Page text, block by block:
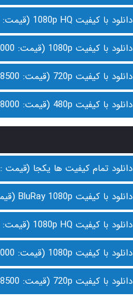
دانلود با کیفیت 1080p HQ (قیمت: 9500 تومان)
دانلود با کیفیت 1080p (قیمت: 9000 تومان)
دانلود با کیفیت 720p (قیمت: 8500 تومان)
دانلود با کیفیت 480p (قیمت: 8000 تومان)
دانلود تمام کیفیت ها یکجا (قیمت : 20.000 تومان)
دانلود با کیفیت BluRay 1080p (قیمت : 10.000 تومان)
دانلود با کیفیت 1080p HQ (قیمت: 9500 تومان)
دانلود با کیفیت 1080p (قیمت: 9000 تومان)
دانلود با کیفیت 720p (قیمت: 8500 تومان)